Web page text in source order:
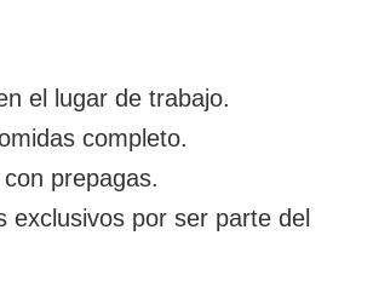
el lugar de trabajo.
completo.
prepagas.
exclusivos por ser parte del